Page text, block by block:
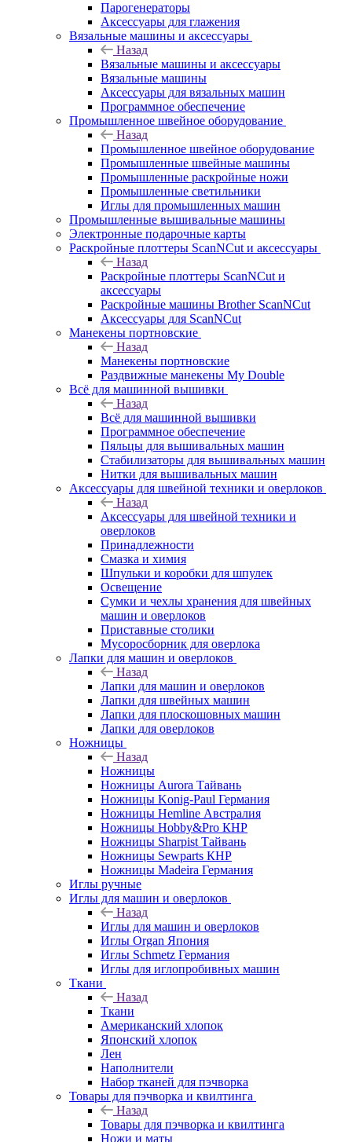
Парогенераторы
Аксессуары для глажения
Вязальные машины и аксессуары
Назад
Вязальные машины и аксессуары
Вязальные машины
Аксессуары для вязальных машин
Программное обеспечение
Промышленное швейное оборудование
Назад
Промышленное швейное оборудование
Промышленные швейные машины
Промышленные раскройные ножи
Промышленные светильники
Иглы для промышленных машин
Промышленные вышивальные машины
Электронные подарочные карты
Раскройные плоттеры ScanNCut и аксессуары
Назад
Раскройные плоттеры ScanNCut и
аксессуары
Раскройные машины Brother ScanNCut
Аксессуары для ScanNCut
Манекены портновские
Назад
Манекены портновские
Раздвижные манекены My Double
Всё для машинной вышивки
Назад
Всё для машинной вышивки
Программное обеспечение
Пяльцы для вышивальных машин
Стабилизаторы для вышивальных машин
Нитки для вышивальных машин
Аксессуары для швейной техники и оверлоков
Назад
Аксессуары для швейной техники и
оверлоков
Принадлежности
Смазка и химия
Шпульки и коробки для шпулек
Освещение
Сумки и чехлы хранения для швейных
машин и оверлоков
Приставные столики
Мусоросборник для оверлока
Лапки для машин и оверлоков
Назад
Лапки для машин и оверлоков
Лапки для швейных машин
Лапки для плоскошовных машин
Лапки для оверлоков
Ножницы
Назад
Ножницы
Ножницы Aurora Тайвань
Ножницы Konig-Paul Германия
Ножницы Hemline Австралия
Ножницы Hobby&Pro КНР
Ножницы Sharpist Тайвань
Ножницы Sewparts КНР
Ножницы Madeira Германия
Иглы ручные
Иглы для машин и оверлоков
Назад
Иглы для машин и оверлоков
Иглы Organ Япония
Иглы Schmetz Германия
Иглы для иглопробивных машин
Ткани
Назад
Ткани
Американский хлопок
Японский хлопок
Лен
Наполнители
Набор тканей для пэчворка
Товары для пэчворка и квилтинга
Назад
Товары для пэчворка и квилтинга
Ножи и маты